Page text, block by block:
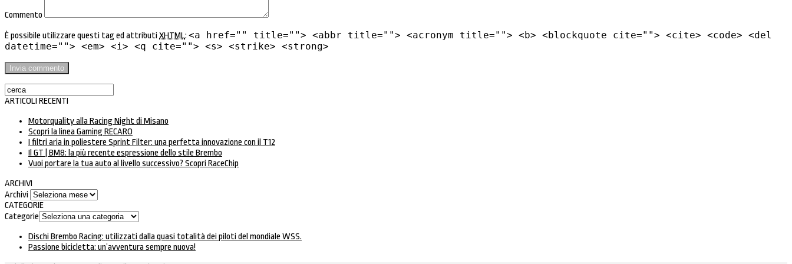
Commento
È possibile utilizzare questi tag ed attributiXHTML: <a href="" title=""> <abbr title=""> <acronym title=""> <b> <blockquote cite=""> <cite> <code> <del
datetime=""> <em> <i> <q cite=""> <s> <strike> <strong>
ARTICOLI RECENTI
Motorquality alla Racing Night di Misano
Scopri la linea Gaming RECARO
I filtri aria in poliestere Sprint Filter: una perfetta innovazione con il T12
Il GT | BM8: la più recente espressione dello stile Brembo
Vuoi portare la tua auto al livello successivo? Scopri RaceChip
ARCHIVI
Archivi
CATEGORIE
Categorie
Dischi Brembo Racing: utilizzati dalla quasi totalità dei piloti del mondiale WSS.
Passione bicicletta: un’avventura sempre nuova!